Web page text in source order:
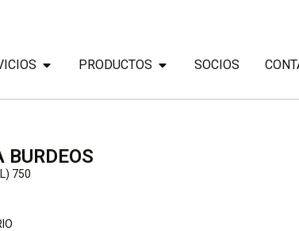
PRODUCTOS SOCIOS
BURDEOS
750